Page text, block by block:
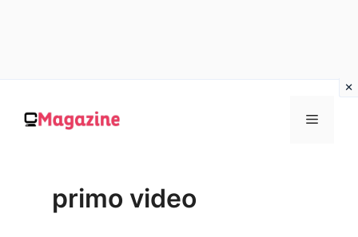
contenuto
MENU
primo video